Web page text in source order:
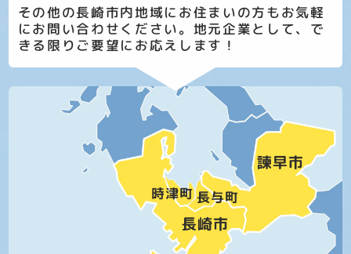
その他の長崎市内地域にお住まいの方もお気軽
にお問い合わせください。地元企業として、で
きる限りご要望にお応えします！